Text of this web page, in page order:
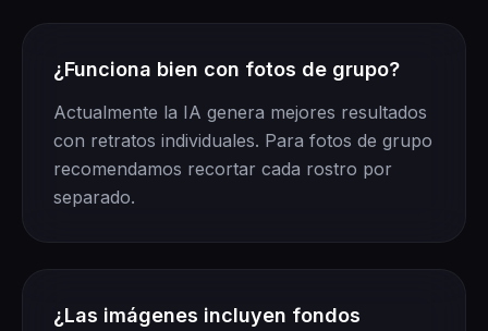
¿Funciona bien con fotos de grupo?
Actualmente la IA genera mejores resultados
con retratos individuales. Para fotos de grupo
recomendamos recortar cada rostro por
separado.
¿Las imágenes incluyen fondos